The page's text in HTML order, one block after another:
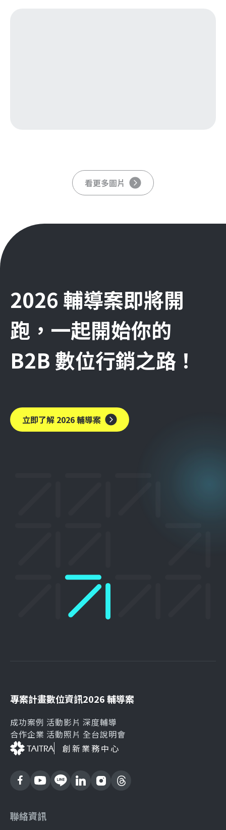
看更多圖片
2026 輔導案即將開
跑，一起開始你的
B2B 數位行銷之路！
立即了解 2026 輔導案
專案計畫
成功案例
合作企業
數位資訊
活動影片
活動照片
2026 輔導案
深度輔導
全台說明會
創新業務中心
聯絡資訊